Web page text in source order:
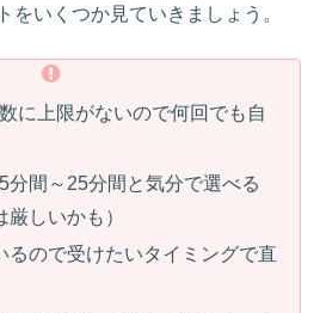
をいくつか見ていきましょう。
に上限がないので何回でも自
分間～25分間と気分で選べる
厳しいかも）
るので受けたいタイミングで直